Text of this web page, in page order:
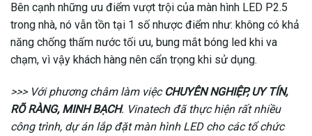
Bên cạnh những ưu điểm vượt trội của màn hình LED P2.5
trong nhà, nó vẫn tồn tại 1 số nhược điểm như: không có khả
năng chống thấm nước tối ưu, bung mắt bóng led khi va
chạm, vì vậy khách hàng nên cẩn trọng khi sử dụng.
>>> Với phương châm làm việc CHUYÊN NGHIỆP, UY TÍN,
RÕ RÀNG, MINH BẠCH. Vinatech đã thực hiện rất nhiều
công trình, dự án lắp đặt màn hình LED cho các tổ chức